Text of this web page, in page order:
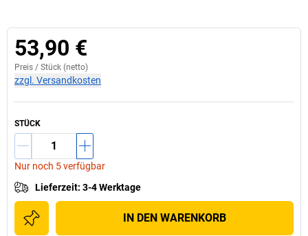
53,90 €
Preis / Stück (netto)
zzgl. Versandkosten
STÜCK
Nur noch 5 verfügbar
Lieferzeit: 3-4 Werktage
IN DEN WARENKORB